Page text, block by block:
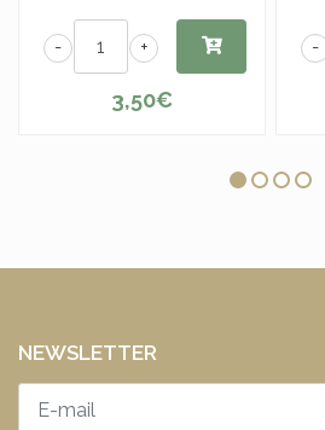
+
-
3,50€
-
NEWSLETTER